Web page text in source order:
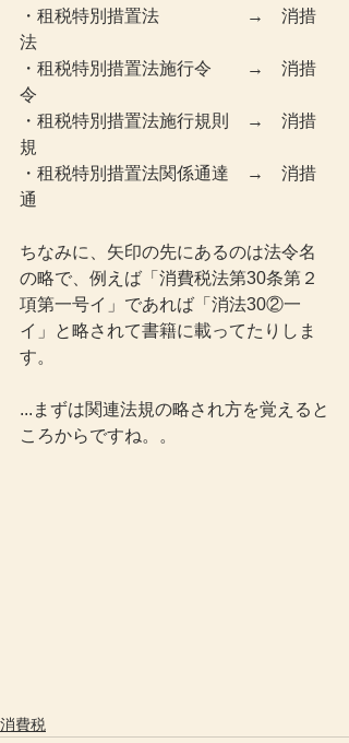
・租税特別措置法　　　　　→　消措
法
・租税特別措置法施行令　　→　消措
令
・租税特別措置法施行規則　→　消措
規
・租税特別措置法関係通達　→　消措
通
ちなみに、矢印の先にあるのは法令名
の略で、例えば「消費税法第30条第２
項第一号イ」であれば「消法30②一
イ」と略されて書籍に載ってたりしま
す。
...まずは関連法規の略され方を覚えると
ころからですね。。
消費税